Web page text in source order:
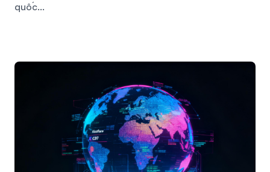
quốc...